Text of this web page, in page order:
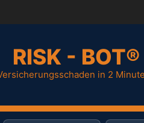
RISK - BOT®
in 2